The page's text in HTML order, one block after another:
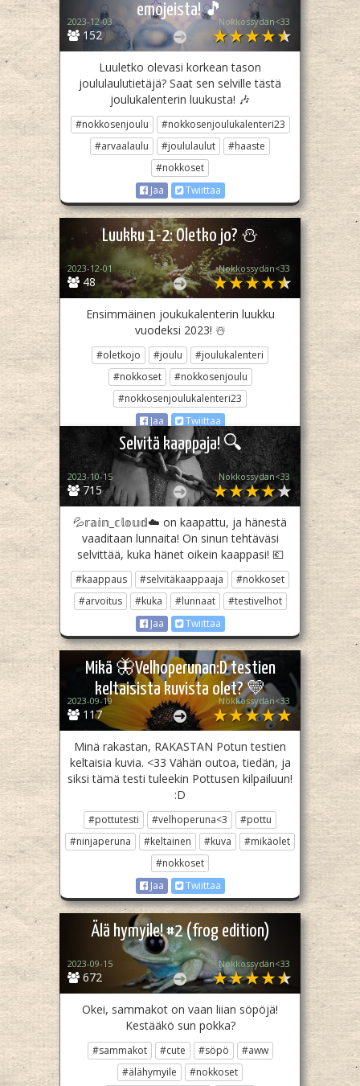
emojeista! 🎵
152
2023-12-03 Nokkossydän<33
Luuletko olevasi korkean tason
joululaulutietäjä? Saat sen selville tästä
joulukalenterin luukusta! 🎶
#nokkosenjoulu
#nokkosenjoulukalenteri23
#arvaalaulu
#joululaulut
#haaste
#nokkoset
Jaa
Twiittaa
Luukku 1-2: Oletko jo? ⛄
48
2023-12-01 Nokkossydän<33
Ensimmäinen joukukalenterin luukku
vuodeksi 2023! ☃️
#oletkojo #joulu
#joulukalenteri
#nokkoset
#nokkosenjoulu
#nokkosenjoulukalenteri23
Jaa
Twiittaa
Selvitä kaappaja! 🔍
715
2023-10-15 Nokkossydän<33
💦𝕣𝕒𝕚𝕟_𝕔𝕝𝕠𝕦𝕕☁️ on kaapattu, ja hänestä
vaaditaan lunnaita! On sinun tehtäväsi
selvittää, kuka hänet oikein kaappasi! 💶
#kaappaus #selvitäkaappaaja
#nokkoset
#arvoitus
#kuka #lunnaat
#testivelhot
Jaa
Twiittaa
Mikä 🦋Velhoperunan:D testien
keltaisista kuvista olet? 💛
117
2023-09-19 Nokkossydän<33
Minä rakastan, RAKASTAN Potun testien
keltaisia kuvia. <33 Vähän outoa, tiedän, ja
siksi tämä testi tuleekin Pottusen kilpailuun!
:D
#pottutesti #velhoperuna<3
#pottu
#ninjaperuna
#keltainen #kuva
#mikäolet
#nokkoset
Jaa
Twiittaa
Älä hymyile! #2 (frog edition)
672
2023-09-15 Nokkossydän<33
Okei, sammakot on vaan liian söpöjä!
Kestääkö sun pokka?
#sammakot #cute #söpö
#aww
#älähymyile
#nokkoset